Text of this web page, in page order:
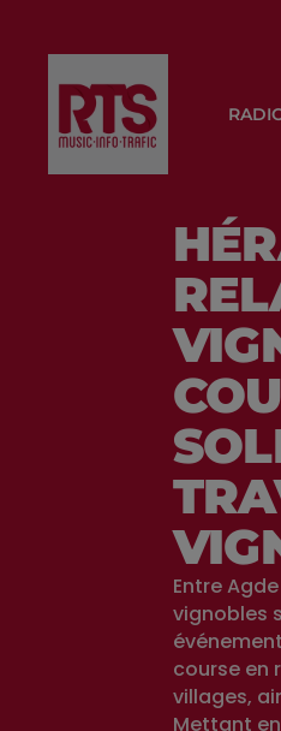
Entre
vignobles
course en
villages,
Mettant